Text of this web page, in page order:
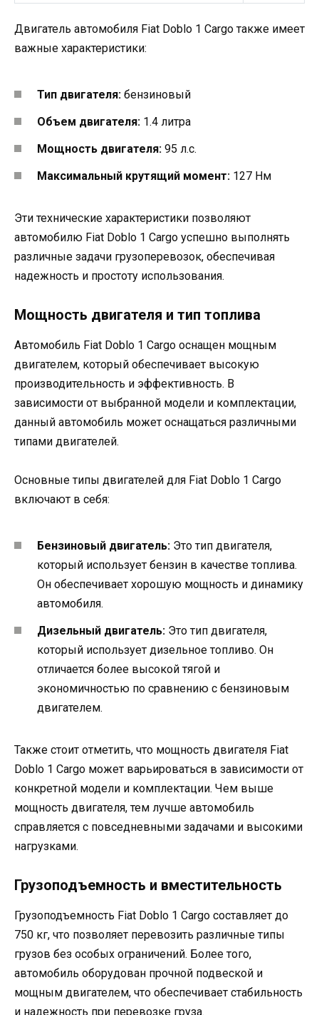
Двигатель автомобиля Fiat Doblo 1 Cargo также имеет
важные характеристики:
Тип двигателя: бензиновый
Объем двигателя: 1.4 литра
Мощность двигателя: 95 л.с.
Максимальный крутящий момент: 127 Нм
Эти технические характеристики позволяют
автомобилю Fiat Doblo 1 Cargo успешно выполнять
различные задачи грузоперевозок, обеспечивая
надежность и простоту использования.
Мощность двигателя и тип топлива
Автомобиль Fiat Doblo 1 Cargo оснащен мощным
двигателем, который обеспечивает высокую
производительность и эффективность. В
зависимости от выбранной модели и комплектации,
данный автомобиль может оснащаться различными
типами двигателей.
Основные типы двигателей для Fiat Doblo 1 Cargo
включают в себя:
Бензиновый двигатель: Это тип двигателя,
который использует бензин в качестве топлива.
Он обеспечивает хорошую мощность и динамику
автомобиля.
Дизельный двигатель: Это тип двигателя,
который использует дизельное топливо. Он
отличается более высокой тягой и
экономичностью по сравнению с бензиновым
двигателем.
Также стоит отметить, что мощность двигателя Fiat
Doblo 1 Cargo может варьироваться в зависимости от
конкретной модели и комплектации. Чем выше
мощность двигателя, тем лучше автомобиль
справляется с повседневными задачами и высокими
нагрузками.
Грузоподъемность и вместительность
Грузоподъемность Fiat Doblo 1 Cargo составляет до
750 кг, что позволяет перевозить различные типы
грузов без особых ограничений. Более того,
автомобиль оборудован прочной подвеской и
мощным двигателем, что обеспечивает стабильность
и надежность при перевозке груза.